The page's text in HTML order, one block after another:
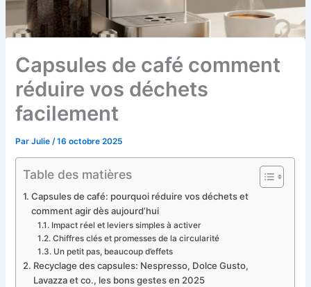
Capsules de café comment
réduire vos déchets
facilement
ParJulie /16 octobre 2025
Table des matières
Capsules de café: pourquoi réduire vos déchets et
comment agir dès aujourd’hui
Impact réel et leviers simples à activer
Chiffres clés et promesses de la circularité
Un petit pas, beaucoup d’effets
Recyclage des capsules: Nespresso, Dolce Gusto,
Lavazza et co., les bons gestes en 2025